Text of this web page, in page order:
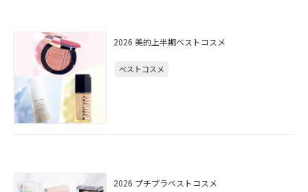
2026 美的上半期ベストコスメ
ベストコスメ
2026 プチプラベストコスメ